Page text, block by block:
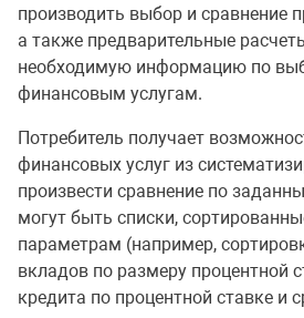
производить выбор и сравнение
а также предварительные
необходимую информацию по
финансовым услугам.
Потребитель получает
финансовых услуг из
произвести сравнение по
могут быть списки,
параметрам (например,
вкладов по размеру процентной
кредита по процентной ставке и